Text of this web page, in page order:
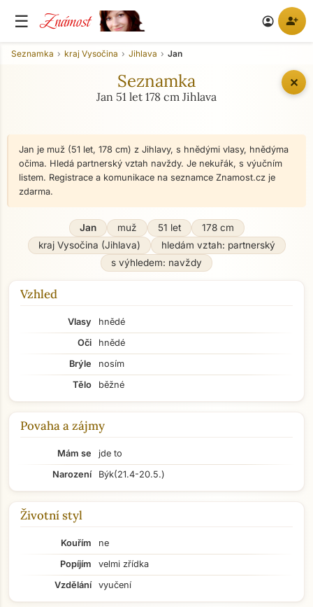
☰ Známost account_circle person_add
✕
Seznamka kraj Vysočina Jihlava Jan
Seznamka
Jan 51 let 178 cm Jihlava
Jan je muž (51 let, 178 cm) z Jihlavy, s hnědými vlasy, hnědýma
očima. Hledá partnerský vztah navždy. Je nekuřák, s výučním
listem. Registrace a komunikace na seznamce Znamost.cz je
zdarma.
Jan muž 51 let
178 cm
kraj Vysočina (Jihlava)
hledám vztah: partnerský
s výhledem: navždy
Vzhled
Vlasy
hnědé
Oči
hnědé
Brýle
nosím
Tělo
běžné
Povaha a zájmy
Mám se
jde to
Narození
Býk(21.4-20.5.)
Životní styl
Kouřím
ne
Popíjím
velmi zřídka
Vzdělání
vyučení